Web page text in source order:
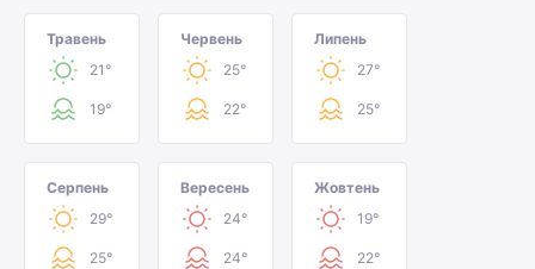
Травень
21°
19°
Червень
25°
22°
Липень
27°
25°
Серпень
29°
25°
Вересень
24°
24°
Жовтень
19°
22°